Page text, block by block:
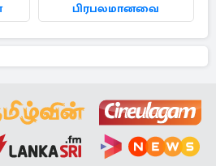
பிரபலமானவை